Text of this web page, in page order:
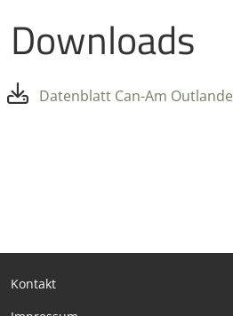
Downloads
Datenblatt Can-Am
Kontakt